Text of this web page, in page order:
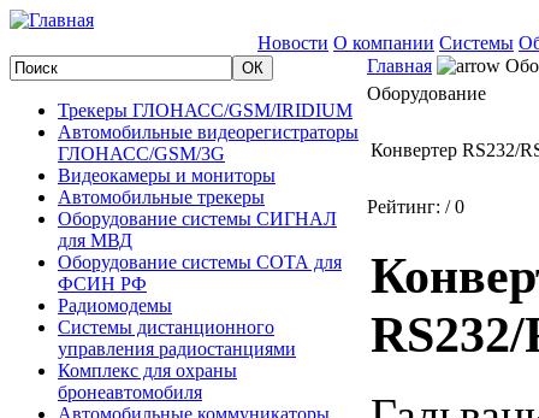
Новости О компании Системы
Трекеры ГЛОНАСС/GSM/IRIDIUM
Автомобильные видеорегистраторы
ГЛОНАСС/GSM/3G
Видеокамеры и мониторы
Автомобильные трекеры
Оборудование системы СИГНАЛ
для МВД
Оборудование системы СОТА для
ФСИН РФ
Радиомодемы
Системы дистанционного
управления радиостанциями
Комплекс для охраны
бронеавтомобиля
Автомобильные коммуникаторы
Главная
Оборудование
Конвертер RS232/
Рейтинг: / 0